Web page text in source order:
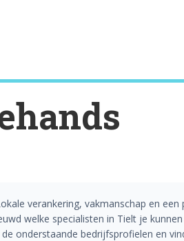
verankering, vakmanschap en een
welke specialisten in Tielt je
onderstaande bedrijfsprofielen en